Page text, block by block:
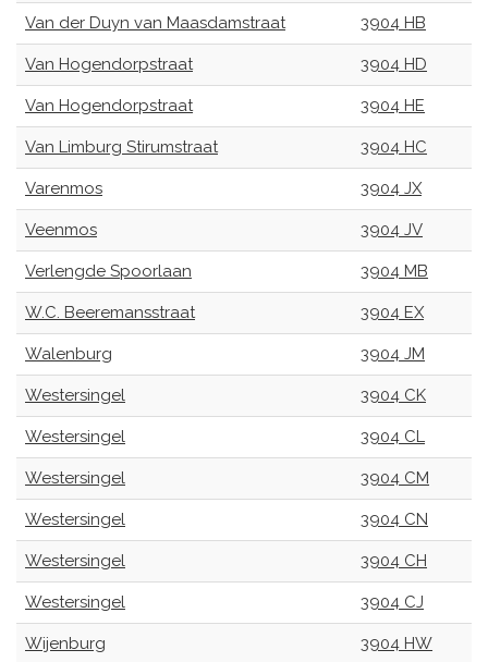
Van der Duyn van Maasdamstraat 3904 HB
Van Hogendorpstraat 3904 HD
Van Hogendorpstraat 3904 HE
Van Limburg Stirumstraat 3904 HC
Varenmos 3904 JX
Veenmos 3904 JV
Verlengde Spoorlaan 3904 MB
W.C. Beeremansstraat 3904 EX
Walenburg 3904 JM
Westersingel 3904 CK
Westersingel 3904 CL
Westersingel 3904 CM
Westersingel 3904 CN
Westersingel 3904 CH
Westersingel 3904 CJ
Wijenburg 3904 HW